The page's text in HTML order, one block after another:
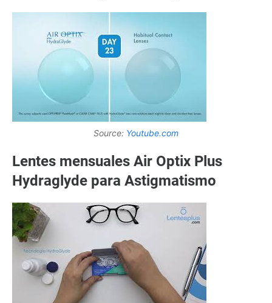
Source: Youtube.com
Lentes mensuales Air Optix Plus
Hydraglyde para Astigmatismo